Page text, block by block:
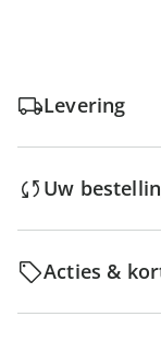
Levering
Uw
Acties &